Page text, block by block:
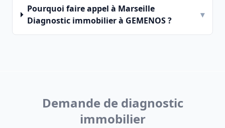
Pourquoi faire appel à Marseille
Diagnostic immobilier à GEMENOS ?
▾
Demande de diagnostic
immobilier